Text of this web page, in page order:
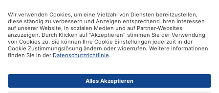
Zertifikate